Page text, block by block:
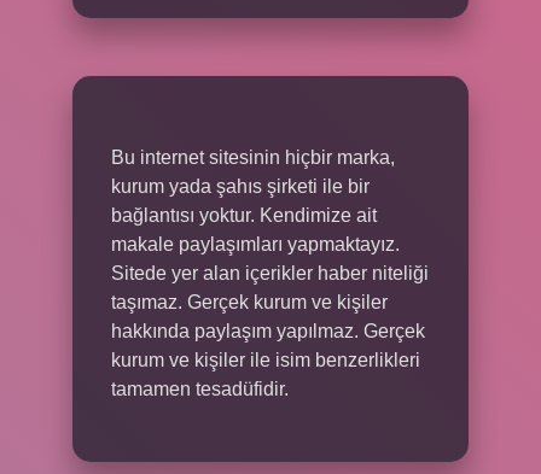
Bu internet sitesinin hiçbir marka,
kurum yada şahıs şirketi ile bir
bağlantısı yoktur. Kendimize ait
makale paylaşımları yapmaktayız.
Sitede yer alan içerikler haber niteliği
taşımaz. Gerçek kurum ve kişiler
hakkında paylaşım yapılmaz. Gerçek
kurum ve kişiler ile isim benzerlikleri
tamamen tesadüfidir.